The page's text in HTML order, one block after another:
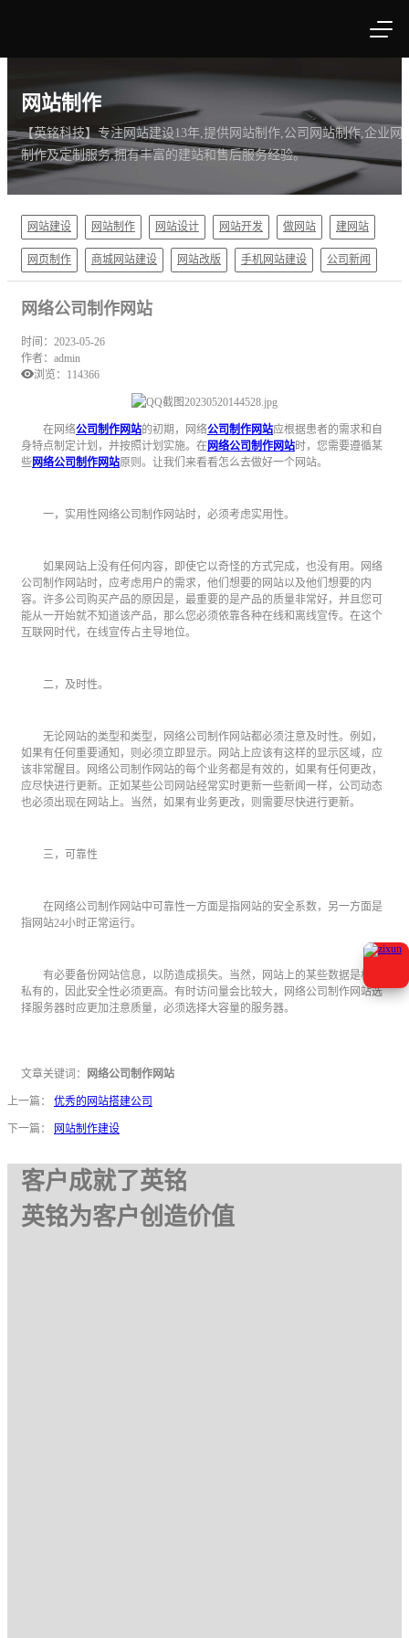
网站制作
【英铭科技】专注网站建设13年,提供网站制作,公司网站制作,企业网
制作及定制服务,拥有丰富的建站和售后服务经验。
网站建设 网站制作 网站设计 网站开发 做网站 建网站
网页制作 商城网站建设 网站改版 手机网站建设 公司新闻
网络公司制作网站
时间：2023-05-26
作者：admin
浏览： 114366
在网络公司制作网站的初期，网络公司制作网站应根据患者的需求和自
身特点制定计划，并按照计划实施。在网络公司制作网站时，您需要遵循某
些网络公司制作网站原则。让我们来看看怎么去做好一个网站。
一，实用性网络公司制作网站时，必须考虑实用性。
如果网站上没有任何内容，即使它以奇怪的方式完成，也没有用。网络
公司制作网站时，应考虑用户的需求，他们想要的网站以及他们想要的内
容。许多公司购买产品的原因是，最重要的是产品的质量非常好，并且您可
能从一开始就不知道该产品，那么您必须依靠各种在线和离线宣传。在这个
互联网时代，在线宣传占主导地位。
二，及时性。
无论网站的类型和类型，网络公司制作网站都必须注意及时性。例如，
如果有任何重要通知，则必须立即显示。网站上应该有这样的显示区域，应
该非常醒目。网络公司制作网站的每个业务都是有效的，如果有任何更改，
应尽快进行更新。正如某些公司网站经常实时更新一些新闻一样，公司动态
也必须出现在网站上。当然，如果有业务更改，则需要尽快进行更新。
三，可靠性
在网络公司制作网站中可靠性一方面是指网站的安全系数，另一方面是
指网站24小时正常运行。
有必要备份网站信息，以防造成损失。当然，网站上的某些数据是相对
私有的，因此安全性必须更高。有时访问量会比较大，网络公司制作网站选
择服务器时应更加注意质量，必须选择大容量的服务器。
文章关键词： 网络公司制作网站
上一篇： 优秀的网站搭建公司
下一篇： 网站制作建设
客户成就了英铭
英铭为客户创造价值